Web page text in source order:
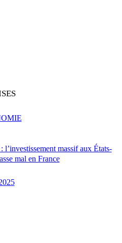
l’investissement massif aux États-
mal en France